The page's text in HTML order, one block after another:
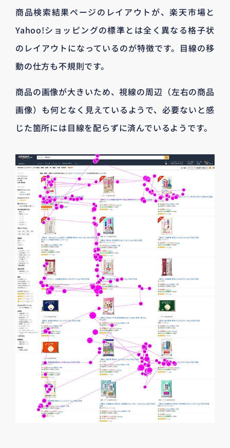
商品検索結果ページのレイアウトが、楽天市場と
Yahoo!ショッピングの標準とは全く異なる格子状
のレイアウトになっているのが特徴です。目線の移
動の仕方も不規則です。
商品の画像が大きいため、視線の周辺（左右の商品
画像）も何となく見えているようで、必要ないと感
じた箇所には目線を配らずに済んでいるようです。